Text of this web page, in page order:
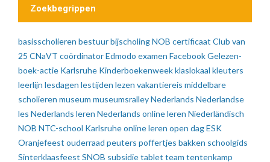
Zoekbegrippen
basisscholieren bestuurbijscholing NOB certificaat Club van
25 CNaVT coördinatorEdmodo examen FacebookGelezen-
boek-actie Karlsruhe Kinderboekenweekklaslokaal kleuters
leerlijn lesdagen lestijden lezen vakantiereis middelbare
scholieren museum museumsralleyNederlands Nederlandse
les Nederlands leren Nederlands online leren Niederländisch
NOB NTC-school Karlsruheonline leren open dag ESK
Oranjefeest ouderraad peuters poffertjes bakken schoolgids
Sinterklaasfeest SNOB subsidietablet team tentenkamp